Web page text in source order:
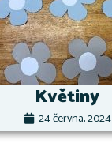
Květiny
24 června, 2024